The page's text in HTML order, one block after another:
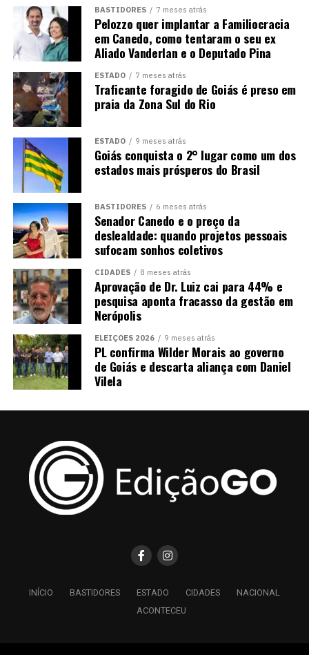
BASTIDORES 7 meses atrás
Pelozzo quer implantar a Familiocracia
em Canedo, como tentaram o seu ex
Aliado Vanderlan e o Deputado Pina
ESTADO 7 meses atrás
Traficante foragido de Goiás é preso em
praia da Zona Sul do Rio
ESTADO 9 meses atrás
Goiás conquista o 2° lugar como um dos
estados mais prósperos do Brasil
BASTIDORES 6 meses atrás
Senador Canedo e o preço da
deslealdade: quando projetos pessoais
sufocam sonhos coletivos
CIDADES 8 meses atrás
Aprovação de Dr. Luiz cai para 44% e
pesquisa aponta fracasso da gestão em
Nerópolis
ELEIÇÕES 2026 9 meses atrás
PL confirma Wilder Morais ao governo
de Goiás e descarta aliança com Daniel
Vilela
INÍCIO BASTIDORES ESTADO CIDADES
NACIONAL
ACONTECEU